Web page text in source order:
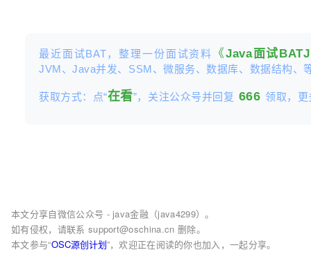
最近面试BAT，整理一份面试资料 《Java面试
JVM、Java并发、SSM、微服务、数据库、数据结构、
获取方式：点“在看”，关注公众号并回复 666 领取，
本文分享自微信公众号 - java金融（java4299）。
如有侵权，请联系 support@oschina.cn 删除。
本文参与“OSC源创计划”，欢迎正在阅读的你也加入，一起分享。